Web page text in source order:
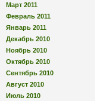
Март 2011
Февраль 2011
Январь 2011
Декабрь 2010
Ноябрь 2010
Октябрь 2010
Сентябрь 2010
Август 2010
Июль 2010